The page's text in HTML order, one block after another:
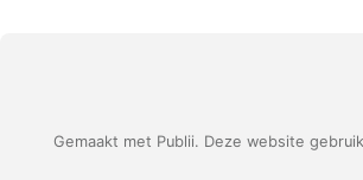
Gemaakt met Publii. Deze website